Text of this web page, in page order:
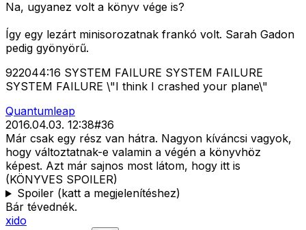
Na, ugyanez volt a könyv vége is?
Így egy lezárt minisorozatnak frankó volt. Sarah Gadon
pedig gyönyörű.
922044:16 SYSTEM FAILURE SYSTEM FAILURE
SYSTEM FAILURE \"I think I crashed your plane\"
Quantumleap
2016.04.03. 12:38#36
Már csak egy rész van hátra. Nagyon kíváncsi vagyok,
hogy változtatnak-e valamin a végén a könyvhöz
képest. Azt már sajnos most látom, hogy itt is
(KÖNYVES SPOILER)
Spoiler (katt a megjelenítéshez)
Bár tévednék.
xido